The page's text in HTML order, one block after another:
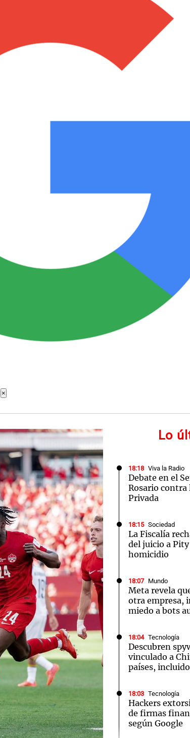
×
Lo
18:18 Viva la Radio
Debate en el
Rosario contra
Privada
18:15 Sociedad
La Fiscalía
del juicio a
homicidio
18:07 Mundo
Meta revela
otra empresa,
miedo a bots
18:04 Tecnología
Descubren
vinculado a
países,
18:03 Tecnología
Hackers
de firmas
según Google
Notas
Cadena 3